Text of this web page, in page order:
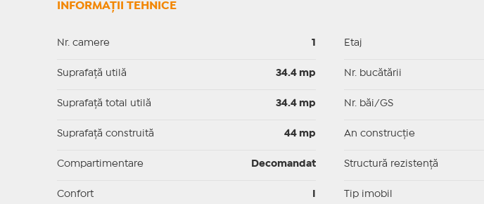
INFORMAȚII TEHNICE
Nr. camere
Suprafaţă utilă 34.4 mp
Suprafaţă total utilă 34.4 mp
Suprafaţă construită 44 mp
Compartimentare Decomandat
Confort
Etaj
Nr. bucătării
Nr. băi/GS
An construcție
Structură rezistență
Tip imobil